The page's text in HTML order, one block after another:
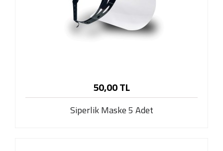
50,00 TL
Siperlik Maske 5 Adet